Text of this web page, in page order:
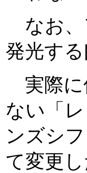
なお、
発光す
実際に
ない「
ンズシ
て変更